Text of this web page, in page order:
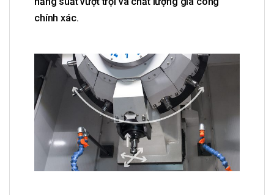
chính xác.